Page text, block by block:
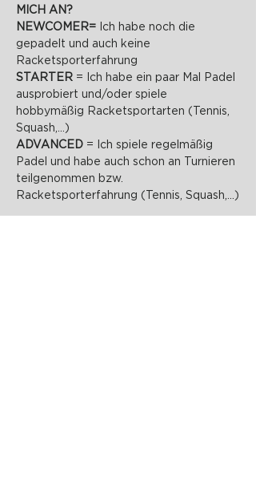
MICH AN?
NEWCOMER=
Ich habe noch die
gepadelt und auch keine
Racketsporterfahrung
STARTER = Ich habe ein paar Mal Padel
ausprobiert und/oder spiele
hobbymäßig Racketsportarten (Tennis,
Squash,...)
ADVANCED = Ich spiele regelmäßig
Padel und habe auch schon an Turnieren
teilgenommen bzw.
Racketsporterfahrung (Tennis, Squash,...)